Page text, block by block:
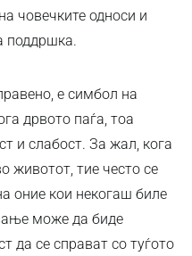
човечките односи и
поддршка.
е симбол на
дрвото паѓа, тоа
и слабост. За жал, кога
животот, тие често се
оние кои некогаш биле
може да биде
да се справат со туѓото